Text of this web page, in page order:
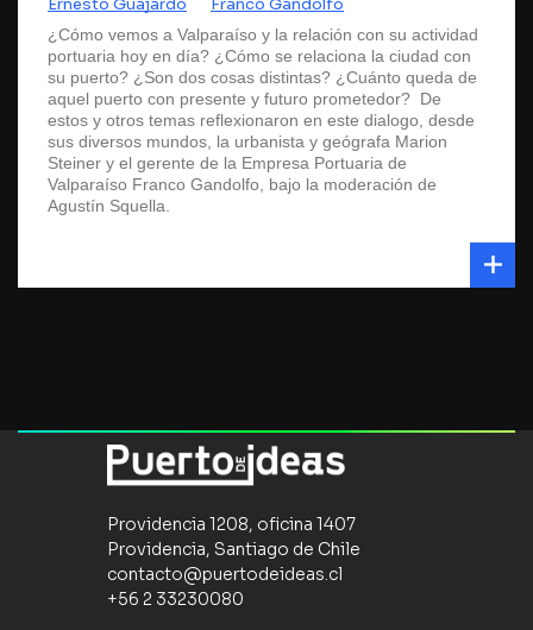
Ernesto Guajardo
Franco Gandolfo
¿Cómo vemos a Valparaíso y la relación con su actividad
portuaria hoy en día? ¿Cómo se relaciona la ciudad con
su puerto? ¿Son dos cosas distintas? ¿Cuánto queda de
aquel puerto con presente y futuro prometedor? De
estos y otros temas reflexionaron en este dialogo, desde
sus diversos mundos, la urbanista y geógrafa Marion
Steiner y el gerente de la Empresa Portuaria de
Valparaíso Franco Gandolfo, bajo la moderación de
Agustín Squella.
Providencia 1208, oficina 1407
Providencia, Santiago de Chile
contacto@puertodeideas.cl
+56 2 33230080